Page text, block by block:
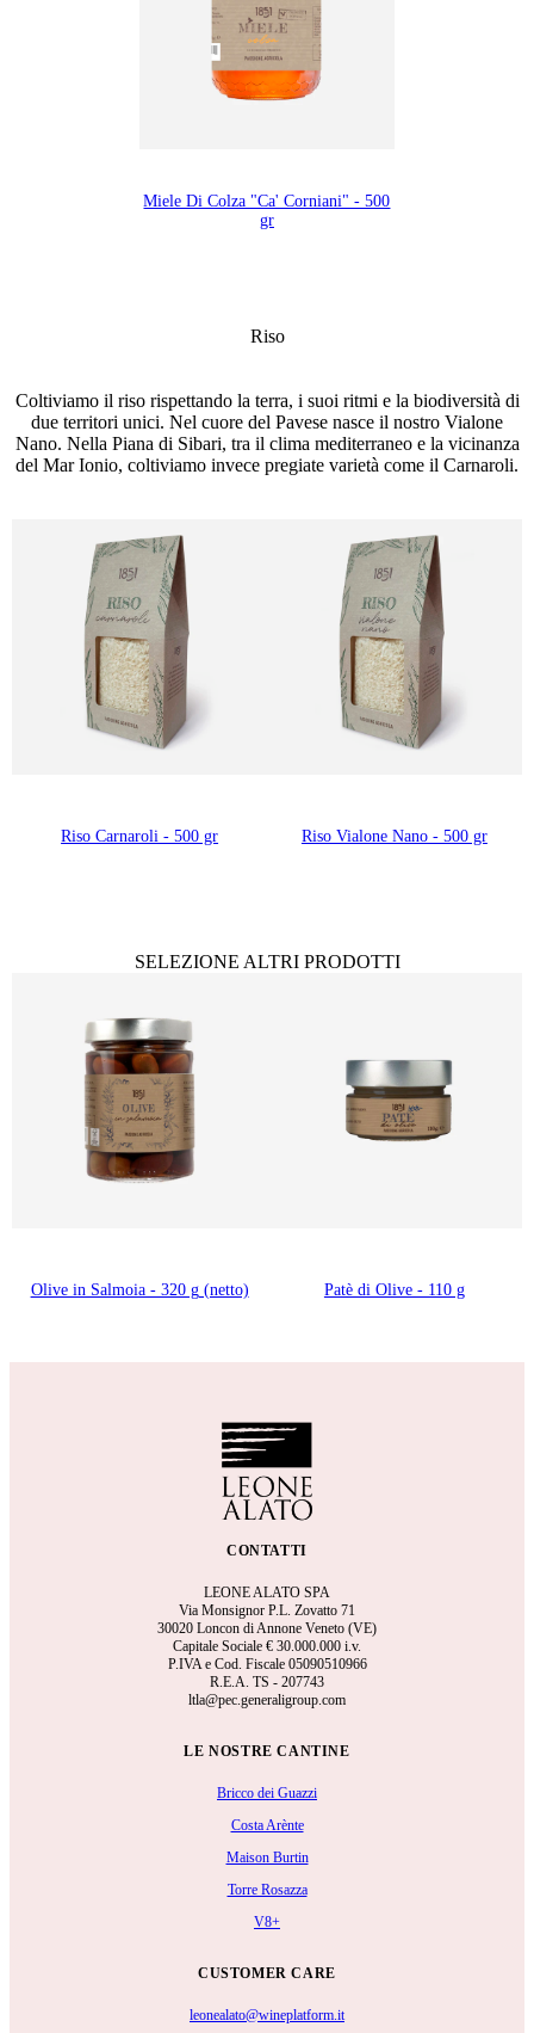
Miele Di Colza "Ca' Corniani" - 500
gr
Riso
Coltiviamo il riso rispettando la terra, i suoi ritmi e la biodiversità di
due territori unici. Nel cuore del Pavese nasce il nostro Vialone
Nano. Nella Piana di Sibari, tra il clima mediterraneo e la vicinanza
del Mar Ionio, coltiviamo invece pregiate varietà come il Carnaroli.
Riso Carnaroli - 500 gr Riso Vialone Nano - 500 gr
SELEZIONE ALTRI PRODOTTI
Olive in Salmoia - 320 g (netto) Patè di Olive - 110 g
CONTATTI
LEONE ALATO SPA
Via Monsignor P.L. Zovatto 71
30020 Loncon di Annone Veneto (VE)
Capitale Sociale € 30.000.000 i.v.
P.IVA e Cod. Fiscale 05090510966
R.E.A. TS - 207743
ltla@pec.generaligroup.com
LE NOSTRE CANTINE
Bricco dei Guazzi
Costa Arènte
Maison Burtin
Torre Rosazza
V8+
CUSTOMER CARE
leonealato@wineplatform.it